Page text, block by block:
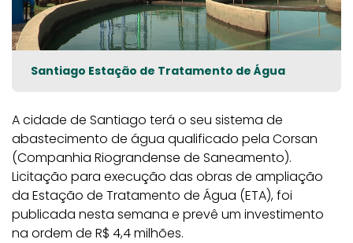
Santiago Estação de Tratamento de Água
A cidade de Santiago terá o seu sistema de
abastecimento de água qualificado pela Corsan
(Companhia Riograndense de Saneamento).
Licitação para execução das obras de ampliação
da Estação de Tratamento de Água (ETA), foi
publicada nesta semana e prevê um investimento
na ordem de R$ 4,4 milhões.